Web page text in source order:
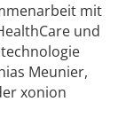
mit
und
Meunier,
xonion